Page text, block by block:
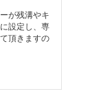
が残溝やキ
設定し、専
頂きますの